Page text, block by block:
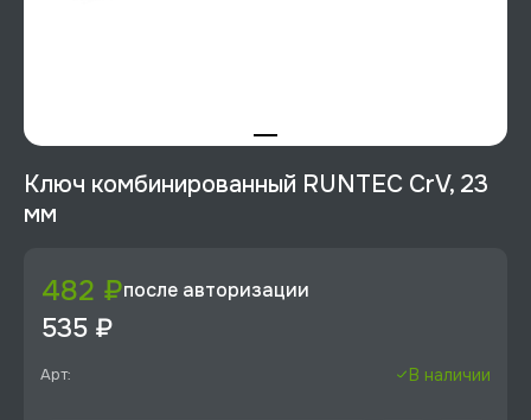
Ключ комбинированный RUNTEC CrV, 23
мм
482 ₽после авторизации
535 ₽
Арт: В наличии